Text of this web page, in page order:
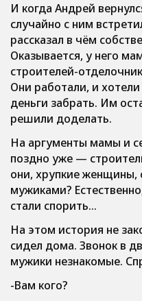
И когда Андрей
случайно с ним
рассказал в чём
Оказывается, у него
строителей-
Они работали, и
деньги забрать. Им
решили доделать.
На аргументы мамы и
поздно уже —
они, хрупкие
мужиками?
стали спорить…
На этом история не
сидел дома. Звонок в
мужики незнакомые.
-Вам кого?